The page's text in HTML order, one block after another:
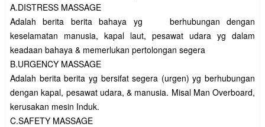
A.DISTRESS MASSAGE
Adalah berita berita bahaya yg berhubungan dengan
keselamatan manusia, kapal laut, pesawat udara yg dalam
keadaan bahaya & memerlukan pertolongan segera
B.URGENCY MASSAGE
Adalah berita berita yg bersifat segera (urgen) yg berhubungan
dengan kapal, pesawat udara, & manusia. Misal Man Overboard,
kerusakan mesin Induk.
C.SAFETY MASSAGE